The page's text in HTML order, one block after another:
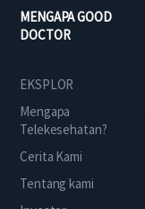
MENGAPA GOOD
DOCTOR
EKSPLOR
Mengapa
Telekesehatan?
Cerita Kami
Tentang kami